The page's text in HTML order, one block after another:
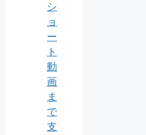
シ
ョ
ー
ト
動
画
ま
で
支